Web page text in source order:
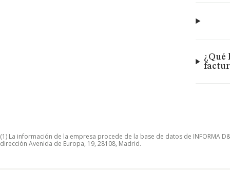
¿Qué
(1) La información de la empresa procede de la base de datos de INFORMA
dirección Avenida de Europa, 19, 28108, Madrid.